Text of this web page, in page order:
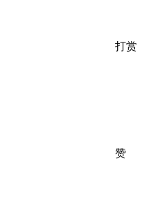
打赏
赞